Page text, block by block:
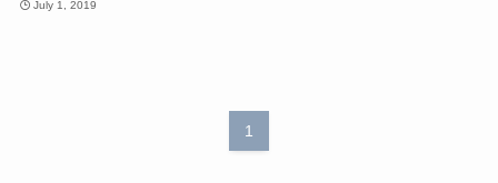
July 1, 2019
1